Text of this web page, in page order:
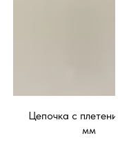
Цепочка с
мм